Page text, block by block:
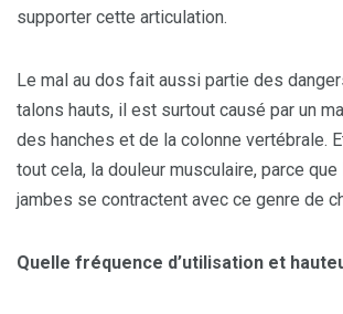
supporter cette articulation.
Le mal au dos fait aussi partie des
talons hauts, il est surtout causé par un
des hanches et de la colonne vertébrale.
tout cela, la douleur musculaire, parce
jambes se contractent avec ce genre de
Quelle fréquence d’utilisation et